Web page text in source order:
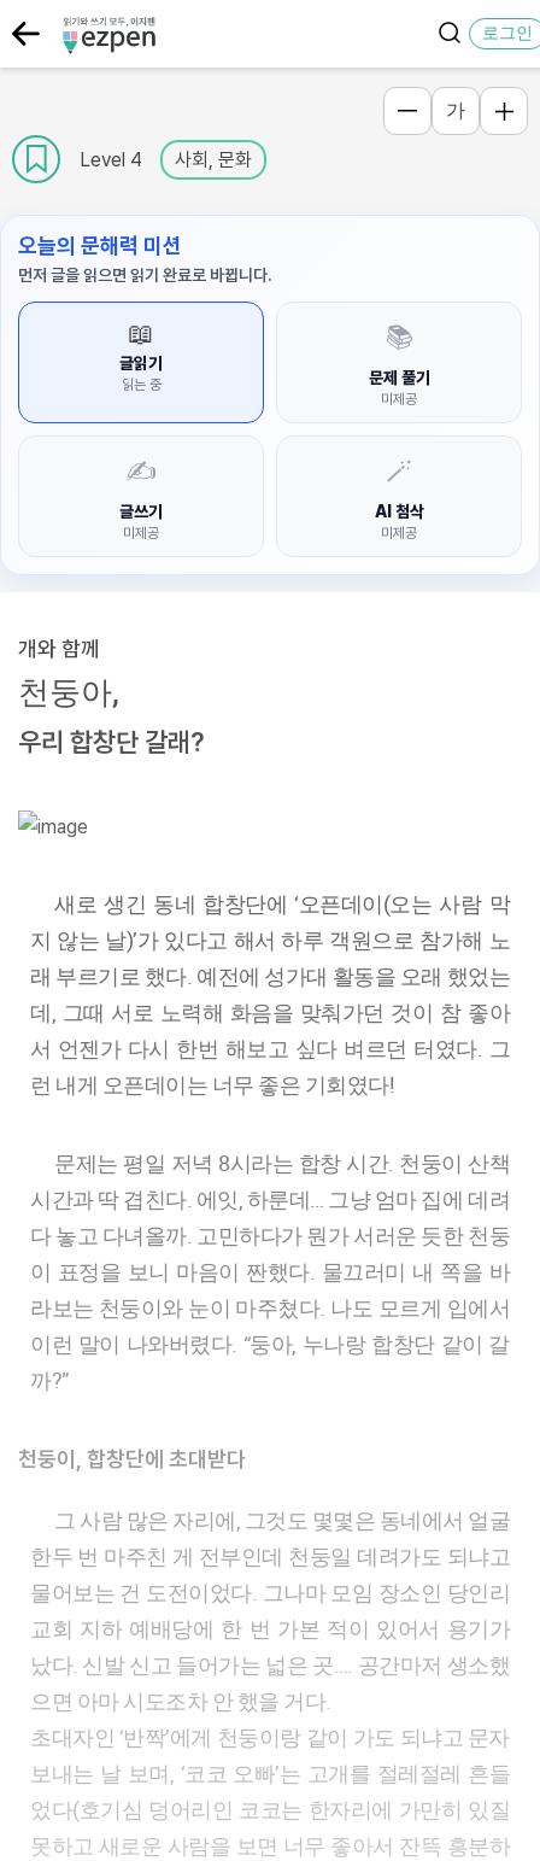
로그인
Level 4 사회, 문화
가
오늘의 문해력 미션
먼저 글을 읽으면 읽기 완료로 바뀝니다.
📖
글읽기
읽는 중
📚
문제 풀기
미제공
✍️
글쓰기
미제공
🪄
AI 첨삭
미제공
개와 함께
천둥아,
우리 합창단 갈래?
새로 생긴 동네 합창단에 ‘오픈데이(오는 사람 막
지 않는 날)’가 있다고 해서 하루 객원으로 참가해 노
래 부르기로 했다. 예전에 성가대 활동을 오래 했었는
데, 그때 서로 노력해 화음을 맞춰가던 것이 참 좋아
서 언젠가 다시 한번 해보고 싶다 벼르던 터였다. 그
런 내게 오픈데이는 너무 좋은 기회였다!
문제는 평일 저녁 8시라는 합창 시간. 천둥이 산책
시간과 딱 겹친다. 에잇, 하룬데… 그냥 엄마 집에 데려
다 놓고 다녀올까. 고민하다가 뭔가 서러운 듯한 천둥
이 표정을 보니 마음이 짠했다. 물끄러미 내 쪽을 바
라보는 천둥이와 눈이 마주쳤다. 나도 모르게 입에서
이런 말이 나와버렸다. “둥아, 누나랑 합창단 같이 갈
까?”
천둥이, 합창단에 초대받다
그 사람 많은 자리에, 그것도 몇몇은 동네에서 얼굴
한두 번 마주친 게 전부인데 천둥일 데려가도 되냐고
물어보는 건 도전이었다. 그나마 모임 장소인 당인리
교회 지하 예배당에 한 번 가본 적이 있어서 용기가
났다. 신발 신고 들어가는 넓은 곳…. 공간마저 생소했
으면 아마 시도조차 안 했을 거다.
초대자인 ‘반짝’에게 천둥이랑 같이 가도 되냐고 문자
보내는 날 보며, ‘코코 오빠’는 고개를 절레절레 흔들
었다(호기심 덩어리인 코코는 한자리에 가만히 있질
못하고 새로운 사람을 보면 너무 좋아서 잔뜩 흥분하